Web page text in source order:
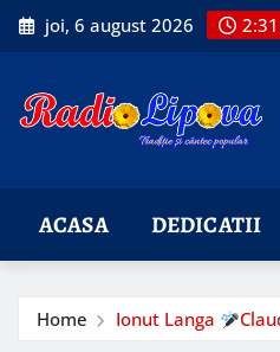
Skip
to
joi, 6 august 2026
ACASA DEDICATII
Home Ionut Langa